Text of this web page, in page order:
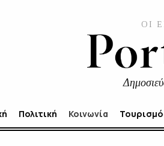
ΟΙ
Πολιτική Κοινωνία